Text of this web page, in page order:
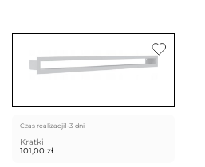
Czas realizacji1-3 dni
Kratki
101,00 zł